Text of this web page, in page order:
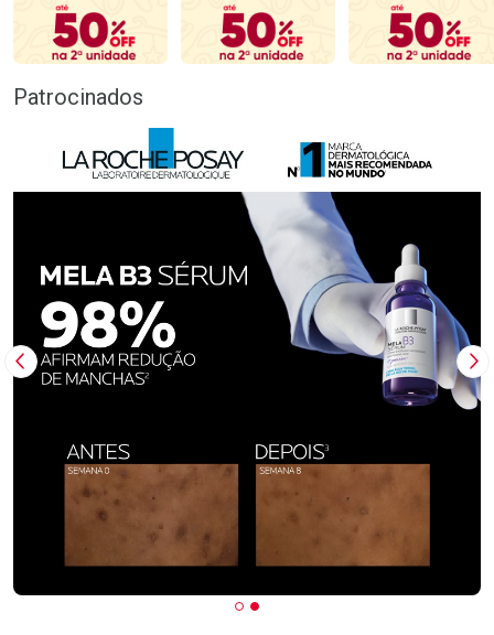
Patrocinados
Imagem Anterior